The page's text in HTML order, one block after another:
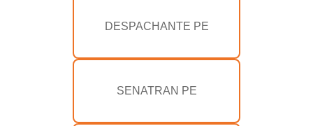
DESPACHANTE PE
SENATRAN PE